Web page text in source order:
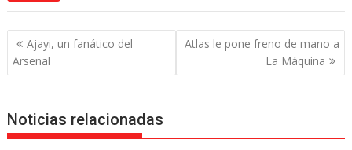
Navegación
de
entradas
Ajayi, un fanático del
Arsenal
Atlas le pone freno de mano a
La Máquina
Noticias relacionadas